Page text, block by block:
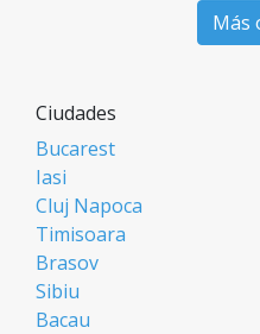
Más
Ciudades
Bucarest
Iasi
Cluj Napoca
Timisoara
Brasov
Sibiu
Bacau